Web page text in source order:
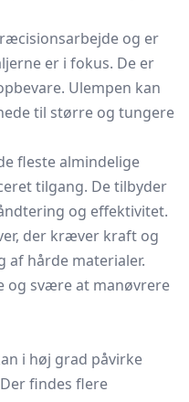
og er
er i fokus. De er
Ulempen kan
til større og tungere
fleste almindelige
tilgang. De tilbyder
og effektivitet.
der kræver kraft og
af hårde materialer.
og svære at manøvrere
i høj grad påvirke
findes flere